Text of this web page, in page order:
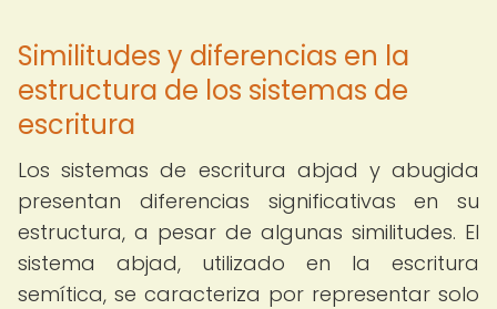
Similitudes y diferencias en la
estructura de los sistemas de
escritura
Los sistemas de escritura abjad y abugida
presentan diferencias significativas en su
estructura, a pesar de algunas similitudes. El
sistema abjad, utilizado en la escritura
semítica, se caracteriza por representar solo